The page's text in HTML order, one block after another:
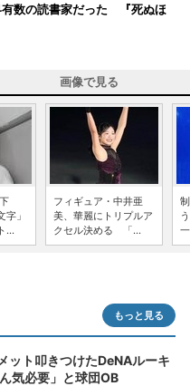
数の読書家だった 『死ぬほ
画像で見る
」
...
フィギュア・中井亜
美、華麗にトリプルア
クセル決める 「...
もっと見る
ット叩きつけたDeNAルーキ
気必要」と球団OB